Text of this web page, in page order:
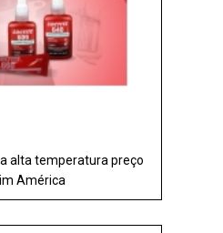
alta temperatura preço
América